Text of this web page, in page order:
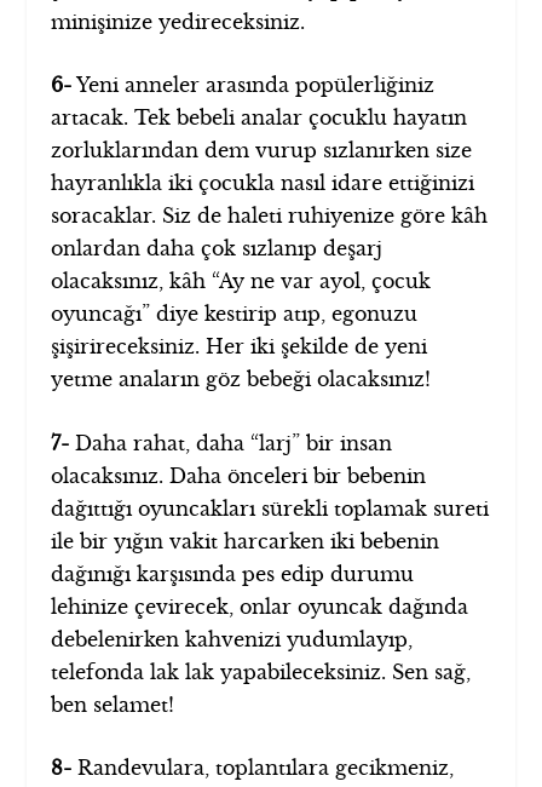
minişinize yedireceksiniz.
6- Yeni anneler arasında popülerliğiniz
artacak. Tek bebeli analar çocuklu hayatın
zorluklarından dem vurup sızlanırken size
hayranlıkla iki çocukla nasıl idare ettiğinizi
soracaklar. Siz de haleti ruhiyenize göre kâh
onlardan daha çok sızlanıp deşarj
olacaksınız, kâh “Ay ne var ayol, çocuk
oyuncağı” diye kestirip atıp, egonuzu
şişirireceksiniz. Her iki şekilde de yeni
yetme anaların göz bebeği olacaksınız!
7- Daha rahat, daha “larj” bir insan
olacaksınız. Daha önceleri bir bebenin
dağıttığı oyuncakları sürekli toplamak sureti
ile bir yığın vakit harcarken iki bebenin
dağınığı karşısında pes edip durumu
lehinize çevirecek, onlar oyuncak dağında
debelenirken kahvenizi yudumlayıp,
telefonda lak lak yapabileceksiniz. Sen sağ,
ben selamet!
8-Randevulara, toplantılara gecikmeniz,